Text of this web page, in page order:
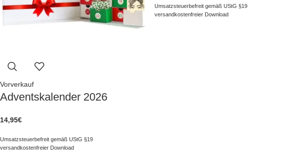
Vorverkauf
Adventskalender 2026
14,95€
Umsatzsteuerbefreit gemäß UStG §19
versandkostenfreier Download
Umsatzsteuerbefreit gemäß UStG §19
versandkostenfreier Download